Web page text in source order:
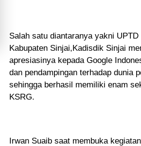
Salah satu diantaranya yakni UPTD
Kabupaten Sinjai,Kadisdik Sinjai
apresiasinya kepada Google
dan pendampingan terhadap dunia
sehingga berhasil memiliki enam
KSRG.
Irwan Suaib saat membuka